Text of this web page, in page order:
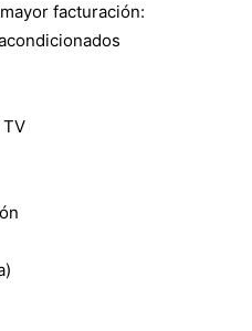
facturación: